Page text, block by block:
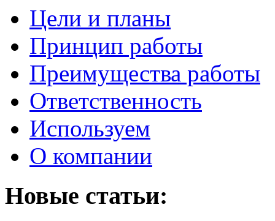
Цели и планы
Принцип работы
Преимущества работы
Ответственность
Используем
О компании
Новые статьи: